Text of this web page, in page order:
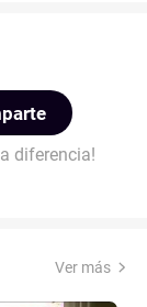
diferencia!
Ver más